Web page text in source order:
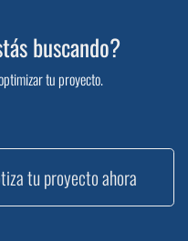
buscando?
tu proyecto.
tu proyecto ahora